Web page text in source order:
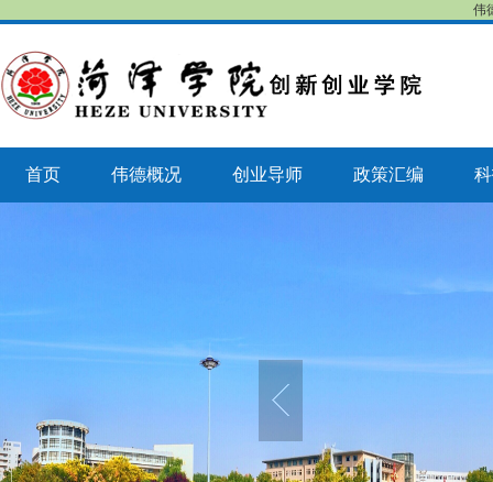
伟
首页 伟德概况 创业导师 政策汇编